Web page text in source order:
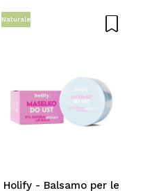
Naturale
Holify - Balsamo per le